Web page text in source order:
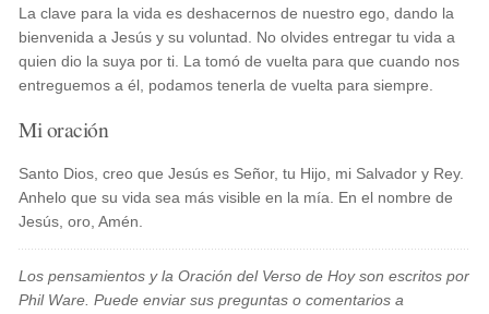
La clave para la vida es deshacernos de nuestro ego, dando la
bienvenida a Jesús y su voluntad. No olvides entregar tu vida a
quien dio la suya por ti. La tomó de vuelta para que cuando nos
entreguemos a él, podamos tenerla de vuelta para siempre.
Mi oración
Santo Dios, creo que Jesús es Señor, tu Hijo, mi Salvador y Rey.
Anhelo que su vida sea más visible en la mía. En el nombre de
Jesús, oro, Amén.
Los pensamientos y la Oración del Verso de Hoy son escritos por
Phil Ware. Puede enviar sus preguntas o comentarios a